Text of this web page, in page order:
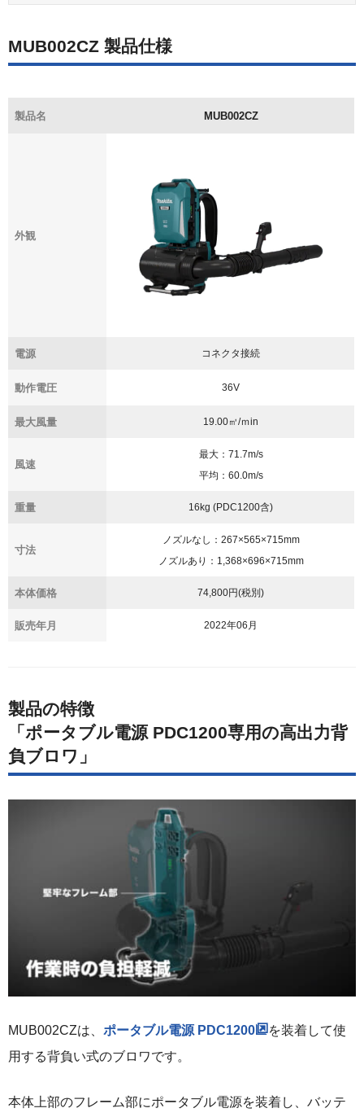
MUB002CZ 製品仕様
製品名 MUB002CZ
外観
電源 コネクタ接続
動作電圧 36V
最大風量 19.00㎥/ｍin
風速
最大：71.7m/s
平均：60.0m/s
重量 16kg (PDC1200含)
寸法
ノズルなし：267×565×715mm
ノズルあり：1,368×696×715mm
本体価格 74,800円(税別)
販売年月 2022年06月
製品の特徴
「ポータブル電源 PDC1200専用の高出力背
負ブロワ」
MUB002CZは、 ポータブル電源 PDC1200
を装着して使
用する背負い式のブロワです。
本体上部のフレーム部にポータブル電源を装着し、バッテ